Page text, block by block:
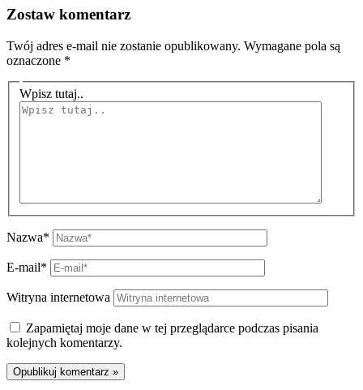
Zostaw komentarz
Twój adres e-mail nie zostanie opublikowany. Wymagane pola są
oznaczone *
Wpisz tutaj..
Nazwa*
E-mail*
Witryna internetowa
Zapamiętaj moje dane w tej przeglądarce podczas pisania
kolejnych komentarzy.